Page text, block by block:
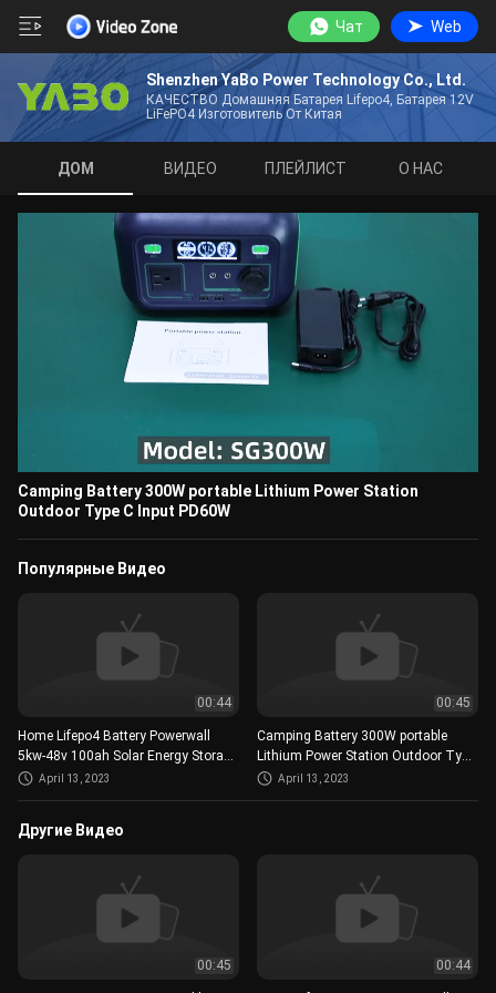
Чат Web
Shenzhen YaBo Power Technology Co., Ltd.
КАЧЕСТВО Домашняя Батарея Lifepo4, Батарея 12V
LiFePO4 Изготовитель От Китая
ДОМ ВИДЕО ПЛЕЙЛИСТ О НАС
Camping Battery 300W portable Lithium Power Station
Outdoor Type C Input PD60W
Популярные Видео
00:44
Home Lifepo4 Battery Powerwall
5kw-48v 100ah Solar Energy Storage
batteryHybrid Grid
April 13, 2023
00:45
Camping Battery 300W portable
Lithium Power Station Outdoor Type
C Input PD60W
April 13, 2023
Другие Видео
00:45 00:44